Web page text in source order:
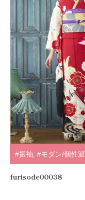
#振袖 #モダン/個性派
furisode00038